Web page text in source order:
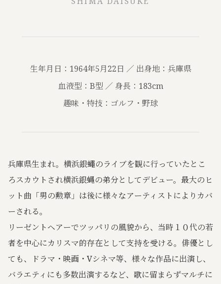
生年月日：1964年5月22日 ／ 出身地：兵庫県
血液型：B型 ／ 身長：183cm
趣味・特技：ゴルフ・野球
兵庫県生まれ。横浜銀蠅のライブを観に行っていたとこ
ろスカウトされ横浜銀蝿の弟分としてデビュー。最大のヒ
ット曲「男の勲章」は後に様々なアーティストによりカバ
ーされる。
リーゼントヘアーでツッパリの風貌から、当時１０代の若
者を中心にカリスマ的存在として支持を受ける。俳優とし
ても、ドラマ・映画・Vシネマ等、様々な作品に出演し、
バラエティにも多数出演するなど、歌に留まらずマルチに